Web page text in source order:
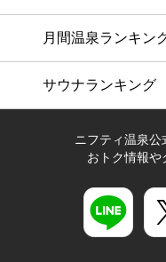
月間温泉ランキン
サウナランキング
ニフティ温泉公
おトク情報や